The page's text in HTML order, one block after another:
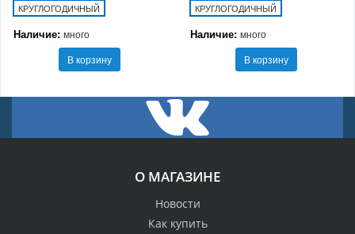
КРУГЛОГОДИЧНЫЙ
Наличие: много
В корзину
КРУГЛОГОДИЧНЫЙ
Наличие: много
В корзину
О МАГАЗИНЕ
Новости
Как купить